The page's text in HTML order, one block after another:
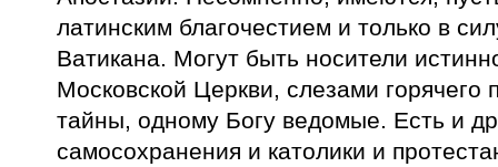
латинским благочестием и только в
Ватикана. Могут быть носители
Московской Церкви, слезами
тайны, одному Богу ведомые. Есть и
самосохранения и католики и